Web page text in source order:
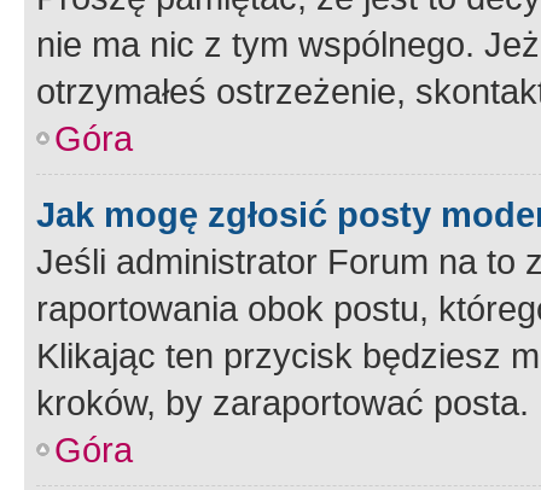
nie ma nic z tym wspólnego.
otrzymałeś ostrzeżenie,
Góra
Jak mogę zgłosić posty
Jeśli administrator Forum na to
raportowania obok postu,
Klikając ten przycisk będziesz
kroków, by zaraportować posta.
Góra